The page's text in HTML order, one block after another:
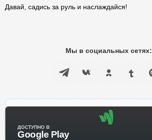
Давай, садись за руль и наслаждайся!
Мы в социальных сетях:
ДОСТУПНО В
Google Play